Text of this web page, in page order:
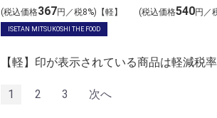
(税込価格367円／税8%)【軽】
ISETAN MITSUKOSHI THE FOOD
(税込価格540円／
【軽】印が表示されている商品は軽減税
1 2 3 次へ